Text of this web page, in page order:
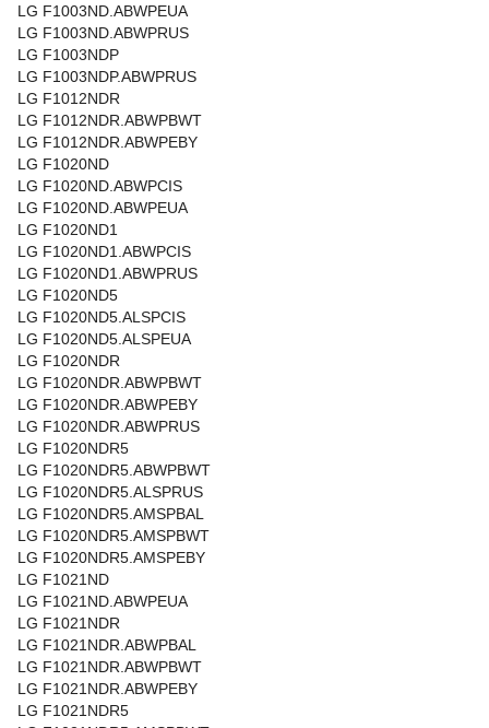
LG F1003ND.ABWPEUA
LG F1003ND.ABWPRUS
LG F1003NDP
LG F1003NDP.ABWPRUS
LG F1012NDR
LG F1012NDR.ABWPBWT
LG F1012NDR.ABWPEBY
LG F1020ND
LG F1020ND.ABWPCIS
LG F1020ND.ABWPEUA
LG F1020ND1
LG F1020ND1.ABWPCIS
LG F1020ND1.ABWPRUS
LG F1020ND5
LG F1020ND5.ALSPCIS
LG F1020ND5.ALSPEUA
LG F1020NDR
LG F1020NDR.ABWPBWT
LG F1020NDR.ABWPEBY
LG F1020NDR.ABWPRUS
LG F1020NDR5
LG F1020NDR5.ABWPBWT
LG F1020NDR5.ALSPRUS
LG F1020NDR5.AMSPBAL
LG F1020NDR5.AMSPBWT
LG F1020NDR5.AMSPEBY
LG F1021ND
LG F1021ND.ABWPEUA
LG F1021NDR
LG F1021NDR.ABWPBAL
LG F1021NDR.ABWPBWT
LG F1021NDR.ABWPEBY
LG F1021NDR5